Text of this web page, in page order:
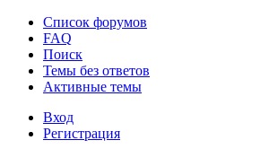
Список форумов
FAQ
Поиск
Темы без ответов
Активные темы
Вход
Регистрация